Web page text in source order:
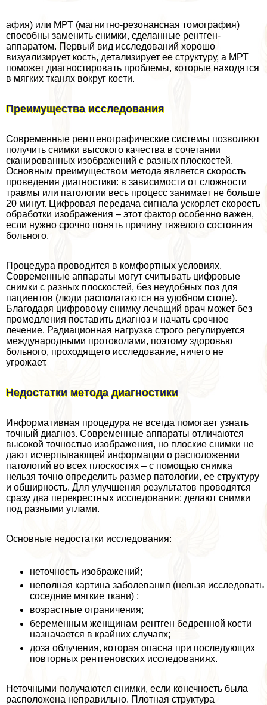
афия) или МРТ (магнитно-резонансная томография)
способны заменить снимки, сделанные рентген-
аппаратом. Первый вид исследований хорошо
визуализирует кость, детализирует ее структуру, а МРТ
поможет диагностировать проблемы, которые находятся
в мягких тканях вокруг кости.
Преимущества исследования
Современные рентгенографические системы позволяют
получить снимки высокого качества в сочетании
сканированных изображений с разных плоскостей.
Основным преимуществом метода является скорость
проведения диагностики: в зависимости от сложности
травмы или патологии весь процесс занимает не больше
20 минут. Цифровая передача сигнала ускоряет скорость
обработки изображения – этот фактор особенно важен,
если нужно срочно понять причину тяжелого состояния
больного.
Процедypa проводится в комфортных условиях.
Современные аппараты могут считывать цифровые
снимки с разных плоскостей, без неудобных поз для
пациентов (люди располагаются на удобном столе).
Благодаря цифровому снимку лечащий врач может без
промедления поставить диагноз и начать срочное
лечение. Радиационная нагрузка строго регулируется
международными протоколами, поэтому здоровью
больного, проходящего исследование, ничего не
угрожает.
Недостатки метода диагностики
Информативная процедypa не всегда помогает узнать
точный диагноз. Современные аппараты отличаются
высокой точностью изображения, но плоские снимки не
дают исчерпывающей информации о расположении
патологий во всех плоскостях – с помощью снимка
нельзя точно определить размер патологии, ее структуру
и обширность. Для улучшения результатов проводятся
сразу два перекрестных исследования: делают снимки
под разными углами.
Основные недостатки исследования:
неточность изображений;
неполная картина заболевания (нельзя исследовать
соседние мягкие ткани) ;
возрастные ограничения;
беременным женщинам рентген бедренной кости
назначается в крайних случаях;
доза облучения, которая опасна при последующих
повторных рентгеновских исследованиях.
Неточными получаются снимки, если конечность была
расположена неправильно. Плотная структура